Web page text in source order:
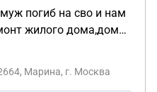
погиб на сво и нам
жилого дома,дом
ли я
тут живем всю жизнь
Марина, г. Москва